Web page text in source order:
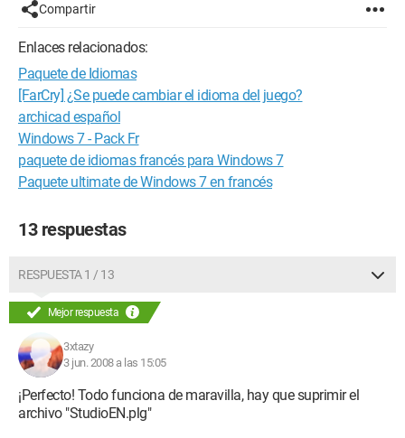
Compartir
Enlaces relacionados:
Paquete de Idiomas
[FarCry] ¿Se puede cambiar el idioma del juego?
archicad español
Windows 7 - Pack Fr
paquete de idiomas francés para Windows 7
Paquete ultimate de Windows 7 en francés
13 respuestas
RESPUESTA 1 / 13
Mejor respuesta
3xtazy
3 jun. 2008 a las 15:05
¡Perfecto! Todo funciona de maravilla, hay que suprimir el
archivo "StudioEN.plg"